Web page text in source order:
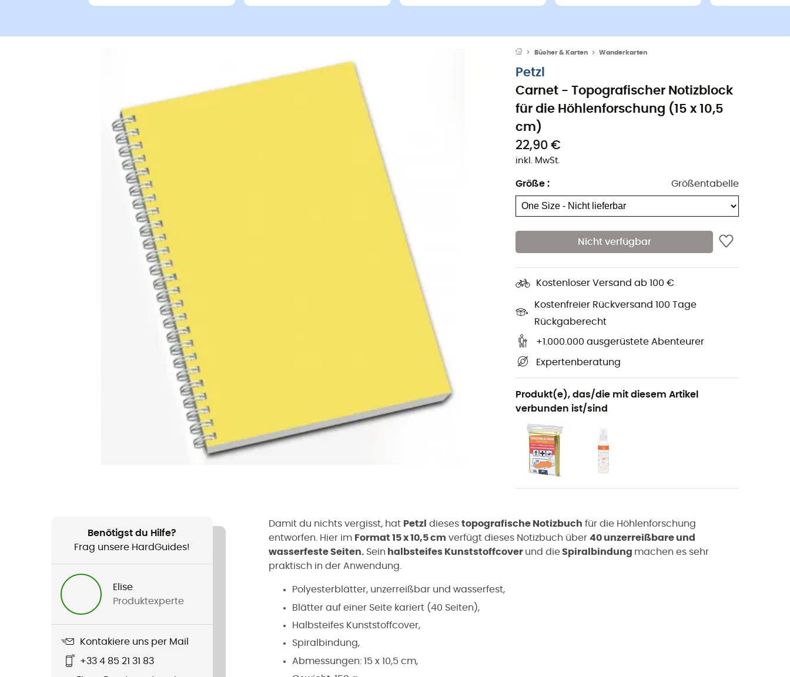
Bücher & Karten Wanderkarten
Petzl
Carnet - Topografischer Notizblock
für die Höhlenforschung (15 x 10,5
cm)
22,90 €
inkl. MwSt.
Größe : Größentabelle
Nicht verfügbar
Kostenloser Versand ab 100 €
Kostenfreier Rückversand 100 Tage
Rückgaberecht
+1.000.000 ausgerüstete Abenteurer
Expertenberatung
Produkt(e), das/die mit diesem Artikel
verbunden ist/sind
Benötigst du Hilfe?
Frag unsere HardGuides!
Elise
Produktexperte
Kontakiere uns per Mail
+33 4 85 21 31 83
Damit du nichts vergisst, hat Petzl dieses topografische Notizbuch für die Höhlenforschung
entworfen. Hier im Format 15 x 10,5 cm verfügt dieses Notizbuch über 40 unzerreißbare und
wasserfeste Seiten. Sein halbsteifes Kunststoffcover und dieSpiralbindung machen es sehr
praktisch in der Anwendung.
Polyesterblätter, unzerreißbar und wasserfest,
Blätter auf einer Seite kariert (40 Seiten),
Halbsteifes Kunststoffcover,
Spiralbindung,
Abmessungen: 15 x 10,5 cm,